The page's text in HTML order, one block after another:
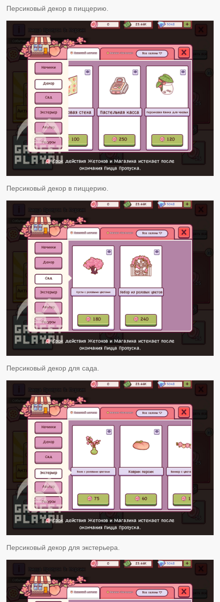
Персиковый декор в пиццерию.
Персиковый декор в пиццерию.
Персиковый декор для сада.
Персиковый декор для экстерьера.